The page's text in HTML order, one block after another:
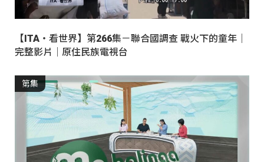
【ITA・看世界】第266集－聯合國調查 戰火下的童年｜
完整影片｜原住民族電視台
第集